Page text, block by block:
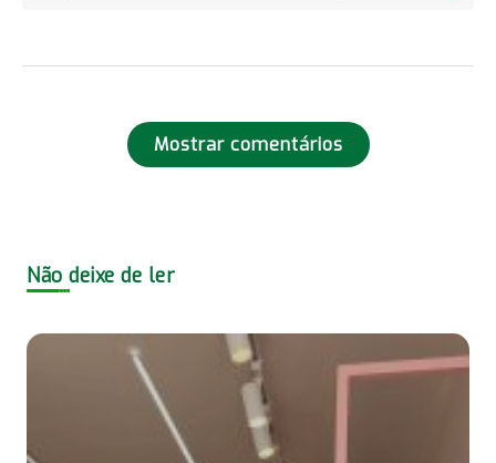
Mostrar comentários
Não deixe de ler